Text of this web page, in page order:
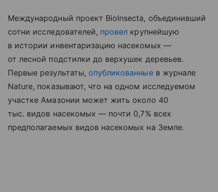
Международный проект BioInsecta, объединивший
сотни исследователей, провел крупнейшую
в истории инвентаризацию насекомых —
от лесной подстилки до верхушек деревьев.
Первые результаты, опубликованныев журнале
Nature, показывают, что на одном исследуемом
участке Амазонии может жить около 40
тыс. видов насекомых — почти 0,7% всех
предполагаемых видов насекомых на Земле.